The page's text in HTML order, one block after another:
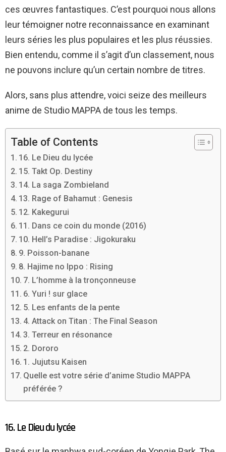
ces œuvres fantastiques. C’est pourquoi nous allons
leur témoigner notre reconnaissance en examinant
leurs séries les plus populaires et les plus réussies.
Bien entendu, comme il s’agit d’un classement, nous
ne pouvons inclure qu’un certain nombre de titres.
Alors, sans plus attendre, voici seize des meilleurs
anime de Studio MAPPA de tous les temps.
Table of Contents
16. Le Dieu du lycée
15. Takt Op. Destiny
14. La saga Zombieland
13. Rage of Bahamut : Genesis
12. Kakegurui
11. Dans ce coin du monde (2016)
10. Hell’s Paradise : Jigokuraku
9. Poisson-banane
8. Hajime no Ippo : Rising
7. L’homme à la tronçonneuse
6. Yuri ! sur glace
5. Les enfants de la pente
4. Attack on Titan : The Final Season
3. Terreur en résonance
2. Dororo
1. Jujutsu Kaisen
Quelle est votre série d’anime Studio MAPPA
préférée ?
16. Le Dieu du lycée